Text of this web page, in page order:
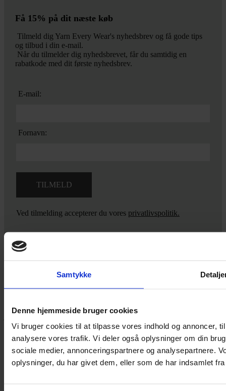
Samtykke
Denne hjemmeside bruger cookies
Vi bruger cookies til at tilpasse vores indhold og annoncer,
analysere vores trafik. Vi deler også oplysninger om din
sociale medier, annonceringspartnere og analysepartnere.
oplysninger, du har givet dem, eller som de har indsamlet
Få 15% på dit næste køb
Tilmeld dig Yarn Every Wear's nyhedsbrev og få gode tips
og tilbud i din e-mail.
Når du tilmelder dig nyhedsbrevet, får du samtidig en
rabatkode med dit første nyhedsbrev.
E-mail:
Fornavn:
Ved tilmelding accepterer du vores privatlivspolitik.
mig,
eller kom forbi butikken på Vestergade 12 i Tønder. Så hjælper
jeg dig på vej.
Vestergade 12 6270, Tønder
60 51 96 50
post@yarneverywear.dk
CVR 43041649